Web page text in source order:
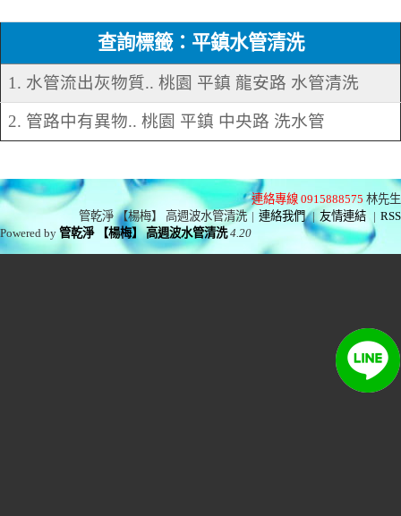
查詢標籤：平鎮水管清洗
1. 水管流出灰物質.. 桃園 平鎮 龍安路 水管清洗
2. 管路中有異物.. 桃園 平鎮 中央路 洗水管
連絡專線 0915888575 林先生
管乾淨 【楊梅】 高週波水管清洗 | 連絡我們 | 友情連結 | RSS
Powered by管乾淨 【楊梅】 高週波水管清洗 4.20